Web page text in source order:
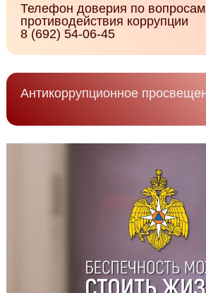
Телефон доверия по вопросам
противодействия коррупции
8 (692) 54-06-45
Антикоррупционное